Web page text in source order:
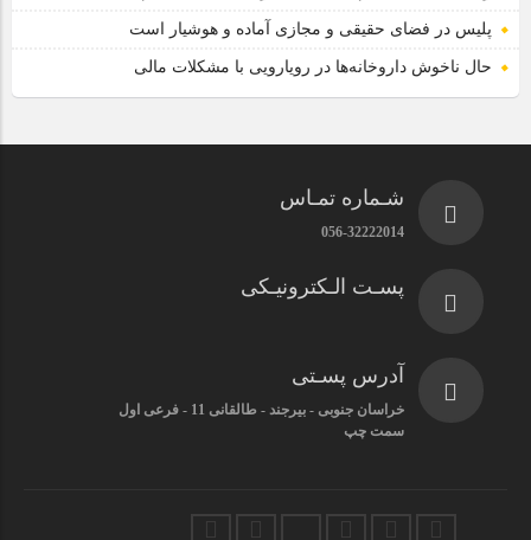
پلیس در فضای حقیقی و مجازی آماده و هوشیار است
حال ناخوش داروخانه‌ها در رویارویی با مشکلات مالی
شـماره تمـاس
056-32222014
پسـت الـکترونیـکی
آدرس پسـتی
خراسان جنوبی - بیرجند - طالقانی 11 - فرعی اول
سمت چپ